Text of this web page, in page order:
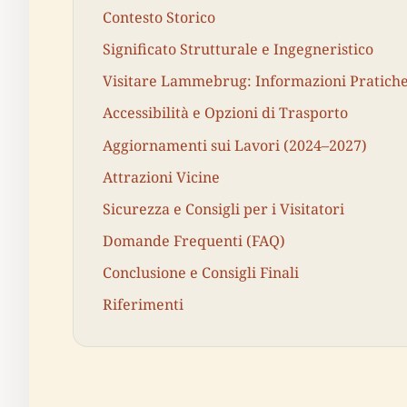
Contesto Storico
Significato Strutturale e Ingegneristico
Visitare Lammebrug: Informazioni
Accessibilità e Opzioni di Trasporto
Aggiornamenti sui Lavori (2024–2027)
Attrazioni Vicine
Sicurezza e Consigli per i Visitatori
Domande Frequenti (FAQ)
Conclusione e Consigli Finali
Riferimenti